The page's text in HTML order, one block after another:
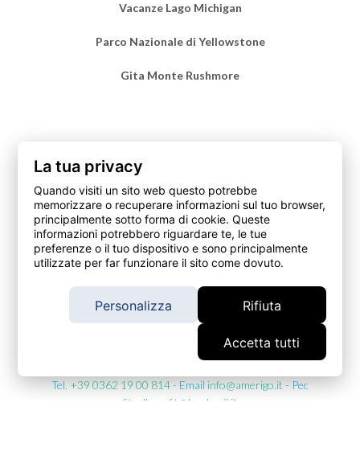
Vacanze Lago Michigan
Parco Nazionale di Yellowstone
Gita Monte Rushmore
© 2026 – Amerigo. it è un marchio di Fit srl Società Benefit,
intermediario assicurativo soggetto al controllo dell’IVASS
https://www.ivass.it/ , iscritto alla Sezione A del Registro
Unico degli Intermediari Assicurativi al numero
A000562210, verificabile qui, con sede in Via Silvio Pellico, 5
- 20831, Seregno (MB) - C.F. e P.IVA: 09680710960 - Iscritta
al Registro delle Imprese - Archivio CCIA di Monza e Brianza
con numero Rea MB-1909689.
Tel. +39 0362 19 00 814- Email info@amerigo.it - Pec
fitsrlbenefit@legalmail.it
La tua privacy
Quando visiti un sito web questo potrebbe
memorizzare o recuperare informazioni sul tuo browser,
principalmente sotto forma di cookie. Queste
informazioni potrebbero riguardare te, le tue
preferenze o il tuo dispositivo e sono principalmente
utilizzate per far funzionare il sito come dovuto.
Personalizza Rifiuta
Accetta tutti